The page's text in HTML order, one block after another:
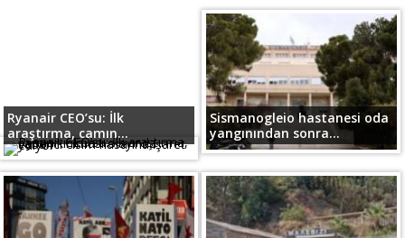
Ryanair CEO’su: İlk
araştırma, camın...
Sismanogleio hastanesi oda
yangınından sonra...